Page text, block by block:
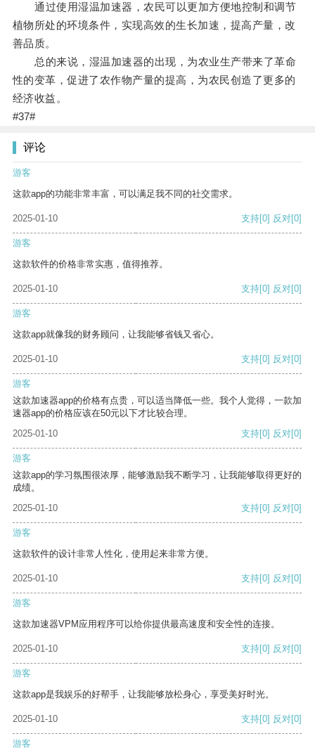
通过使用湿温加速器，农民可以更加方便地控制和调节
植物所处的环境条件，实现高效的生长加速，提高产量，改
善品质。
总的来说，湿温加速器的出现，为农业生产带来了革命
性的变革，促进了农作物产量的提高，为农民创造了更多的
经济收益。
#37#
评论
游客
这款app的功能非常丰富，可以满足我不同的社交需求。
2025-01-10 支持[0] 反对[0]
游客
这款软件的价格非常实惠，值得推荐。
2025-01-10 支持[0] 反对[0]
游客
这款app就像我的财务顾问，让我能够省钱又省心。
2025-01-10 支持[0] 反对[0]
游客
这款加速器app的价格有点贵，可以适当降低一些。我个人觉得，一款加
速器app的价格应该在50元以下才比较合理。
2025-01-10
支持[0] 反对[0]
游客
这款app的学习氛围很浓厚，能够激励我不断学习，让我能够取得更好的
成绩。
2025-01-10
支持[0] 反对[0]
游客
这款软件的设计非常人性化，使用起来非常方便。
2025-01-10 支持[0] 反对[0]
游客
这款加速器VPM应用程序可以给你提供最高速度和安全性的连接。
2025-01-10 支持[0] 反对[0]
游客
这款app是我娱乐的好帮手，让我能够放松身心，享受美好时光。
2025-01-10 支持[0] 反对[0]
游客